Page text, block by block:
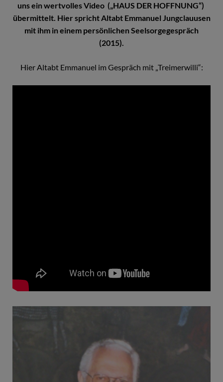
uns ein wertvolles Video („HAUS DER HOFFNUNG“)
übermittelt. Hier spricht Altabt Emmanuel Jungclauusen
mit ihm in einem persönlichen Seelsorgegespräch
(2015).
Hier Altabt Emmanuel im Gespräch mit „Treimerwilli“: